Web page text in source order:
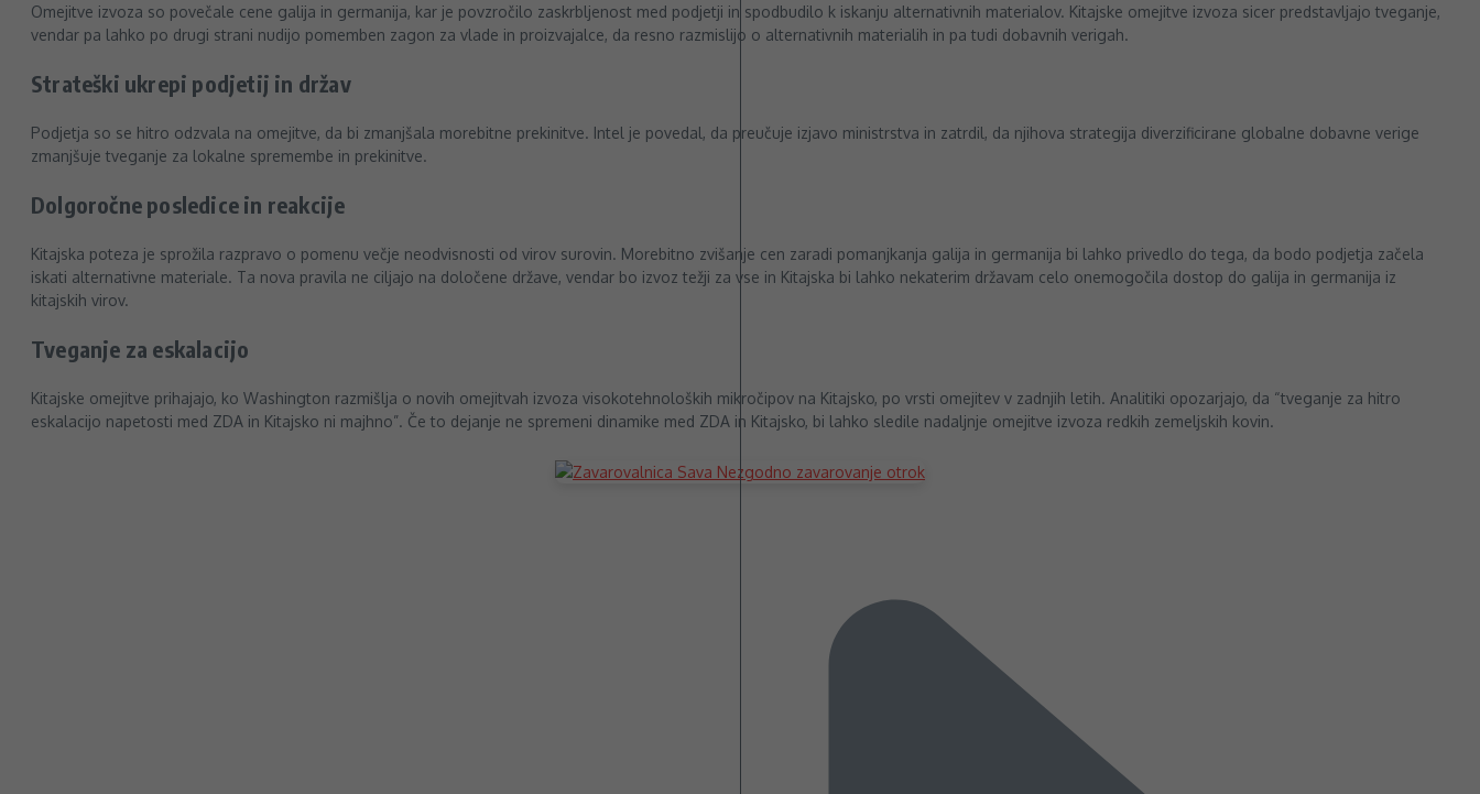
Omejitve izvoza so povečale cene galija in germanija, kar je povzročilo zaskrbljenost med podjetji in spodbudilo k iskanju alternativnih materialov. Kitajske omejitve izvoza sicer predstavljajo tveganje,
vendar pa lahko po drugi strani nudijo pomemben zagon za vlade in proizvajalce, da resno razmislijo o alternativnih materialih in pa tudi dobavnih verigah.
Strateški ukrepi podjetij in držav
Podjetja so se hitro odzvala na omejitve, da bi zmanjšala morebitne prekinitve. Intel je povedal, da preučuje izjavo ministrstva in zatrdil, da njihova strategija diverzificirane globalne dobavne verige
zmanjšuje tveganje za lokalne spremembe in prekinitve.
Dolgoročne posledice in reakcije
Kitajska poteza je sprožila razpravo o pomenu večje neodvisnosti od virov surovin. Morebitno zvišanje cen zaradi pomanjkanja galija in germanija bi lahko privedlo do tega, da bodo podjetja začela
iskati alternativne materiale. Ta nova pravila ne ciljajo na določene države, vendar bo izvoz težji za vse in Kitajska bi lahko nekaterim državam celo onemogočila dostop do galija in germanija iz
kitajskih virov.
Tveganje za eskalacijo
Kitajske omejitve prihajajo, ko Washington razmišlja o novih omejitvah izvoza visokotehnoloških mikročipov na Kitajsko, po vrsti omejitev v zadnjih letih. Analitiki opozarjajo, da “tveganje za hitro
eskalacijo napetosti med ZDA in Kitajsko ni majhno”. Če to dejanje ne spremeni dinamike med ZDA in Kitajsko, bi lahko sledile nadaljnje omejitve izvoza redkih zemeljskih kovin.